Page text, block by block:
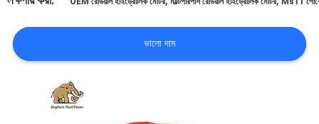
ম্যাপ
PRIVACY
POLICY
ভালো দাম